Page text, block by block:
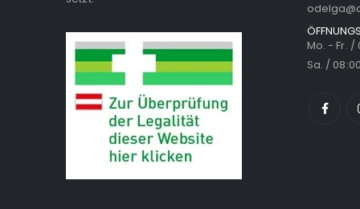
Mo. - Fr. /
Sa. /